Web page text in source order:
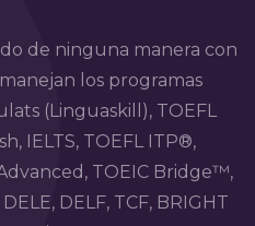
de ninguna manera con
los programas
(Linguaskill), TOEFL
IELTS, TOEFL ITP®,
TOEIC Bridge™,
DELF, TCF, BRIGHT